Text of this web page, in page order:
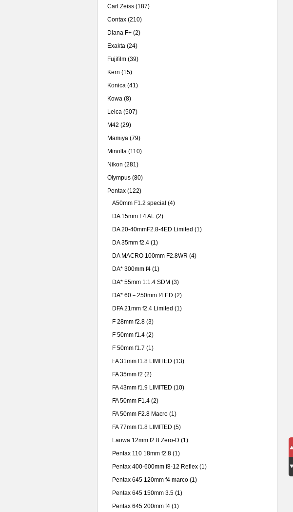
Carl Zeiss (187)
Contax (210)
Diana F+ (2)
Exakta (24)
Fujifilm (39)
Kern (15)
Konica (41)
Kowa (8)
Leica (507)
M42 (29)
Mamiya (79)
Minolta (110)
Nikon (281)
Olympus (80)
Pentax (122)
A50mm F1.2 special (4)
DA 15mm F4 AL (2)
DA 20-40mmF2.8-4ED Limited (1)
DA 35mm f2.4 (1)
DA MACRO 100mm F2.8WR (4)
DA* 300mm f4 (1)
DA* 55mm 1:1.4 SDM (3)
DA* 60－250mm f4 ED (2)
DFA 21mm f2.4 Limited (1)
F 28mm f2.8 (3)
F 50mm f1.4 (2)
F 50mm f1.7 (1)
FA 31mm f1.8 LIMITED (13)
FA 35mm f2 (2)
FA 43mm f1.9 LIMITED (10)
FA 50mm F1.4 (2)
FA 50mm F2.8 Macro (1)
FA 77mm f1.8 LIMITED (5)
Laowa 12mm f2.8 Zero-D (1)
Pentax 110 18mm f2.8 (1)
Pentax 400-600mm f8-12 Reflex (1)
Pentax 645 120mm f4 marco (1)
Pentax 645 150mm 3.5 (1)
Pentax 645 200mm f4 (1)